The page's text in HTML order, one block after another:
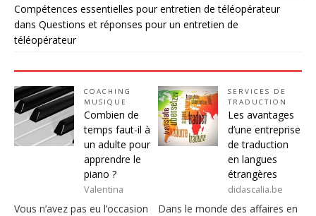
Compétences essentielles pour entretien de téléopérateur
dans Questions et réponses pour un entretien de
téléopérateur
COACHING
MUSIQUE
Combien de
temps faut-il à
un adulte pour
apprendre le
piano ?
Valentina
Vous n’avez pas eu l’occasion
SERVICES DE
TRADUCTION
Les avantages
d’une entreprise
de traduction
en langues
étrangères
didascalia.be
Dans le monde des affaires en